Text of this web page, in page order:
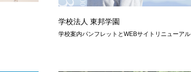
学校法人 東邦学園
学校案内パンフレットとWEBサイトリニューアル